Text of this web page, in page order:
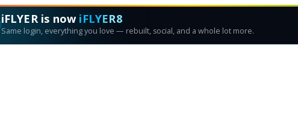
iFLYER is now iFLYER8
Same login, everything you love — rebuilt, social, and a whole lot more.